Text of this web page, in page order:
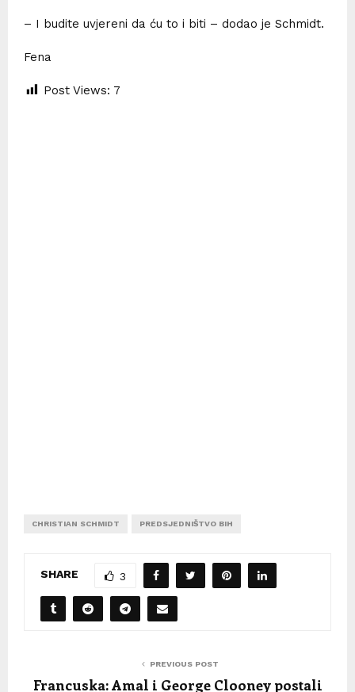
– I budite uvjereni da ću to i biti – dodao je Schmidt.
Fena
Post Views: 7
CHRISTIAN SCHMIDT PREDSJEDNIŠTVO BIH
SHARE 3
PREVIOUS POST
Francuska: Amal i George Clooney postali